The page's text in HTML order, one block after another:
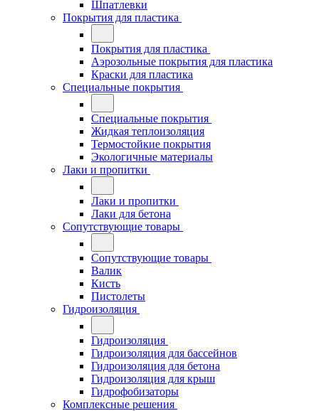
Шпатлевки
Покрытия для пластика
Покрытия для пластика
Аэрозольные покрытия для пластика
Краски для пластика
Специальные покрытия
Специальные покрытия
Жидкая теплоизоляция
Термостойкие покрытия
Экологичные материалы
Лаки и пропитки
Лаки и пропитки
Лаки для бетона
Сопутствующие товары
Сопутствующие товары
Валик
Кисть
Пистолеты
Гидроизоляция
Гидроизоляция
Гидроизоляция для бассейнов
Гидроизоляция для бетона
Гидроизоляция для крыш
Гидрофобизаторы
Комплексные решения